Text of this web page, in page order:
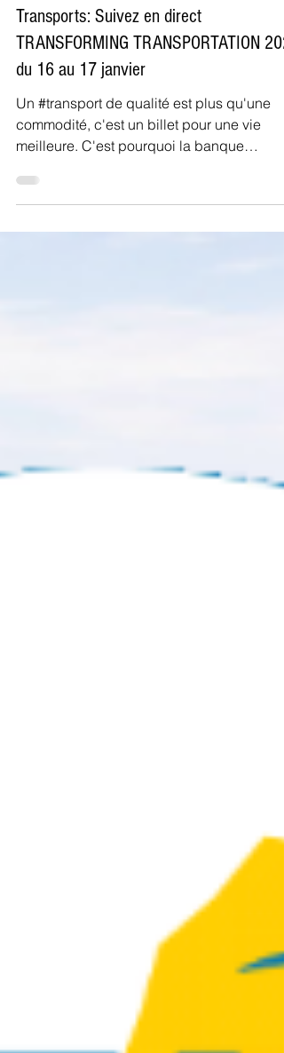
15 janv. 2020 1 min de lecture
Transports: Suivez en direct
TRANSFORMING TRANSPORTATION
du 16 au 17 janvier
Un #transport de qualité est plus qu'une
commodité, c'est un billet pour une vie